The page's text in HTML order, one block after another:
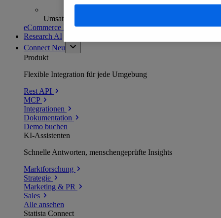
Umsatzanalysen und -prognosen
eCommerce Insights entdecken
Research AI
Connect Neu
Produkt
Flexible Integration für jede Umgebung
Rest API
MCP
Integrationen
Dokumentation
Demo buchen
KI-Assistenten
Schnelle Antworten, menschengeprüfte Insights
Marktforschung
Strategie
Marketing & PR
Sales
Alle ansehen
Statista Connect